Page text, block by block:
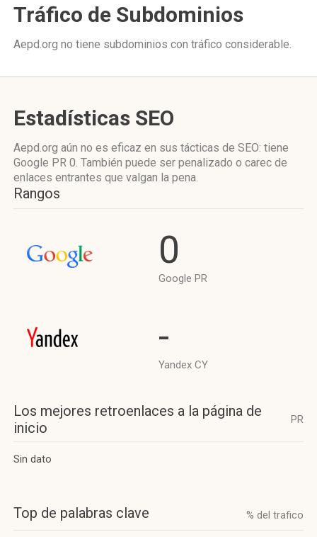
Tráfico de Subdominios
Aepd.org no tiene subdominios con tráfico considerable.
Estadísticas SEO
Aepd.org aún no es eficaz en sus tácticas de SEO: tiene
Google PR 0. También puede ser penalizado o carec de
enlaces entrantes que valgan la pena.
Rangos
0
Google PR
-
Yandex CY
Los mejores retroenlaces a la página de
inicio
PR
Sin dato
Top de palabras clave % del trafico